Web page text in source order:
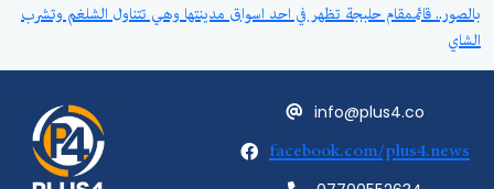
بالصور.. قائممقام حلبجة تظهر في احد اسواق مدينتها وهي تتناول الشلغم وتشرب
الشاي
info@plus4.co
facebook.com/plus4.news